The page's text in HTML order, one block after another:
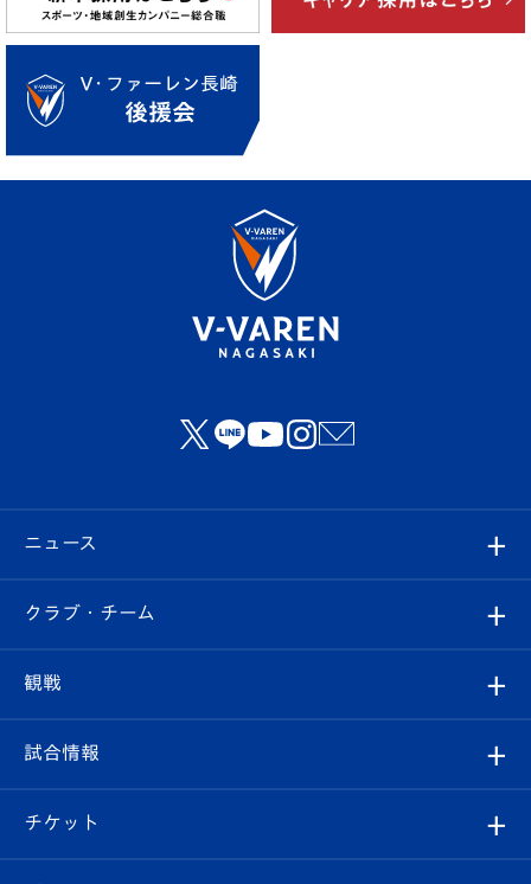
ニュース
すべて
クラブ
試合情報
クラブ・チーム
クラブ概要
エンブレム紹介
観戦
観戦ルール
はじめての観戦ガイド
試合情報
試合日程/結果
チケット